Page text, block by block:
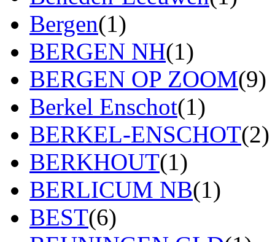
Bergen(1)
BERGEN NH(1)
BERGEN OP ZOOM(9)
Berkel Enschot(1)
BERKEL-ENSCHOT(2)
BERKHOUT(1)
BERLICUM NB(1)
BEST(6)